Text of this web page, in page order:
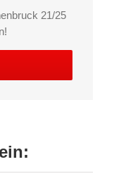
21/25